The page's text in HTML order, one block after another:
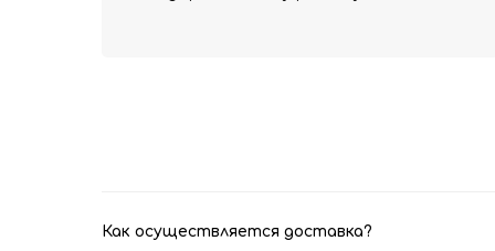
Как осуществляется доставка?